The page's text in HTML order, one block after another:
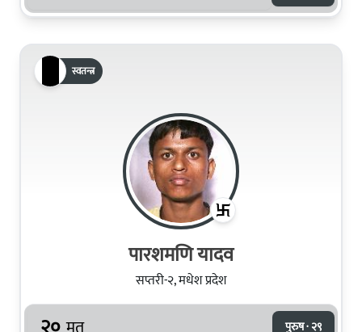
स्वतन्त्र
पारशमणि यादव
सप्तरी-२, मधेश प्रदेश
पुरुष · २९